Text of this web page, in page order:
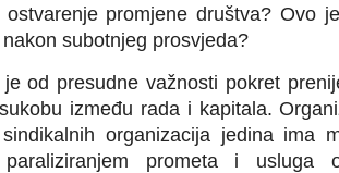
ostvarenje promjene društva? Ovo
subotnjeg prosvjeda?
od presudne važnosti pokret
između rada i kapitala.
organizacija jedina ima
prometa i usluga